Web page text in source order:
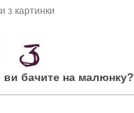
з картинки
ви бачите на малюнку?